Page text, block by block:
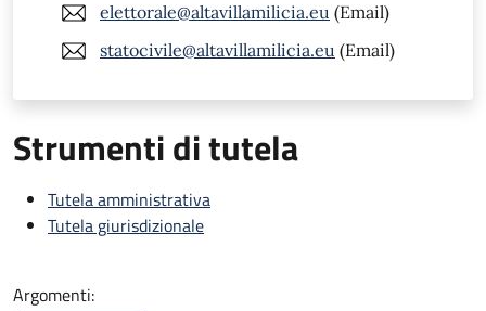
elettorale@altavillamilicia.eu (Email)
statocivile@altavillamilicia.eu (Email)
Strumenti di tutela
Tutela amministrativa
Tutela giurisdizionale
Argomenti: